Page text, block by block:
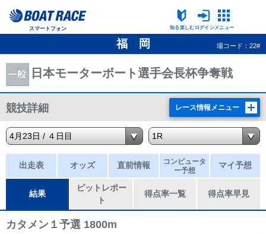
スマートフォン 知る楽しむ ログインメニュー
福 岡 場コード：22#
日本モーターボート選手会長杯争奪戦
競技詳細 レース情報メニュー
出走表 オッズ 直前情報
コンピュータ
ー予想
マイ予想
結果
ピットレポー
ト
得点率一覧 得点率早見
カタメン１予選 1800m